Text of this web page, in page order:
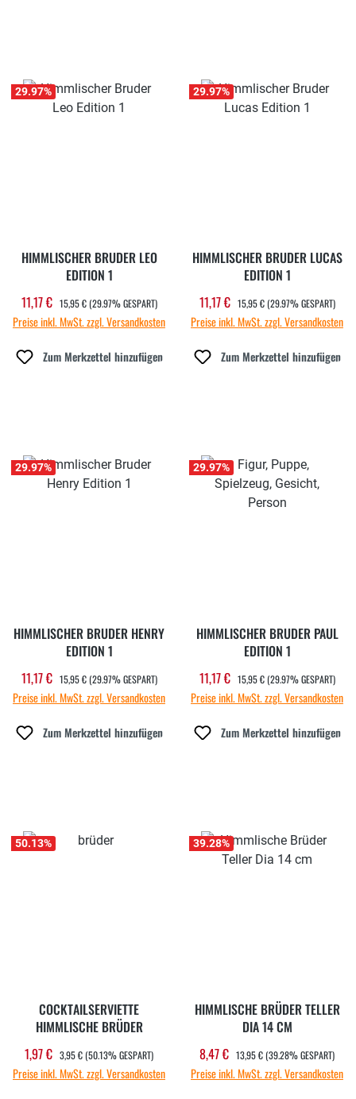
29.97%
HIMMLISCHER BRUDER LEO
EDITION 1
Verkaufspreis:
11,17 € REGULÄRER PREIS:
15,95 € (29.97% GESPART)
Preise inkl. MwSt. zzgl. Versandkosten
Zum Merkzettel hinzufügen
29.97%
HIMMLISCHER BRUDER LUCAS
EDITION 1
Verkaufspreis:
11,17 € REGULÄRER PREIS:
15,95 € (29.97% GESPART)
Preise inkl. MwSt. zzgl. Versandkosten
Zum Merkzettel hinzufügen
29.97%
HIMMLISCHER BRUDER HENRY
EDITION 1
Verkaufspreis:
11,17 € REGULÄRER PREIS:
15,95 € (29.97% GESPART)
Preise inkl. MwSt. zzgl. Versandkosten
Zum Merkzettel hinzufügen
29.97%
HIMMLISCHER BRUDER PAUL
EDITION 1
Verkaufspreis:
11,17 € REGULÄRER PREIS:
15,95 € (29.97% GESPART)
Preise inkl. MwSt. zzgl. Versandkosten
Zum Merkzettel hinzufügen
50.13%
COCKTAILSERVIETTE
HIMMLISCHE BRÜDER
Verkaufspreis:
1,97 € REGULÄRER PREIS:
3,95 €(50.13% GESPART)
Preise inkl. MwSt. zzgl. Versandkosten
39.28%
HIMMLISCHE BRÜDER TELLER
DIA 14 CM
Verkaufspreis:
8,47 € REGULÄRER PREIS:
13,95 €(39.28% GESPART)
Preise inkl. MwSt. zzgl. Versandkosten